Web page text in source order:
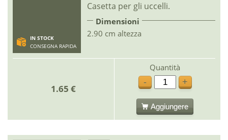
IN STOCK
CONSEGNA RAPIDA
Casetta per gli uccelli.
Dimensioni
2.90 cm altezza
1.65 €
Quantità
-
+
Aggiungere